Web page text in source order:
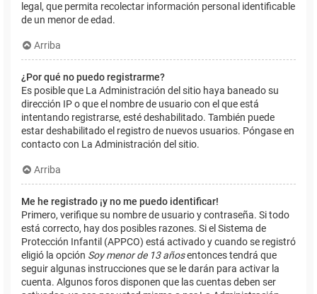
legal, que permita recolectar información personal identificable
de un menor de edad.
Arriba
¿Por qué no puedo registrarme?
Es posible que La Administración del sitio haya baneado su
dirección IP o que el nombre de usuario con el que está
intentando registrarse, esté deshabilitado. También puede
estar deshabilitado el registro de nuevos usuarios. Póngase en
contacto con La Administración del sitio.
Arriba
Me he registrado ¡y no me puedo identificar!
Primero, verifique su nombre de usuario y contraseña. Si todo
está correcto, hay dos posibles razones. Si el Sistema de
Protección Infantil (APPCO) está activado y cuando se registró
eligió la opción Soy menor de 13 añosentonces tendrá que
seguir algunas instrucciones que se le darán para activar la
cuenta. Algunos foros disponen que las cuentas deben ser